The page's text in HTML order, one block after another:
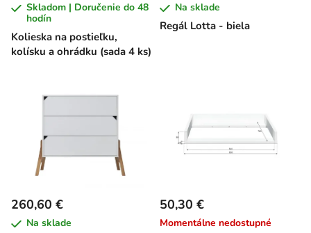
Kolieska na postieľku,
kolísku a ohrádku (sada 4 ks)
Skladom | Doručenie do 48
hodín
Regál Lotta - biela
Na sklade
260,60 €
Na sklade
50,30 €
Momentálne nedostupné